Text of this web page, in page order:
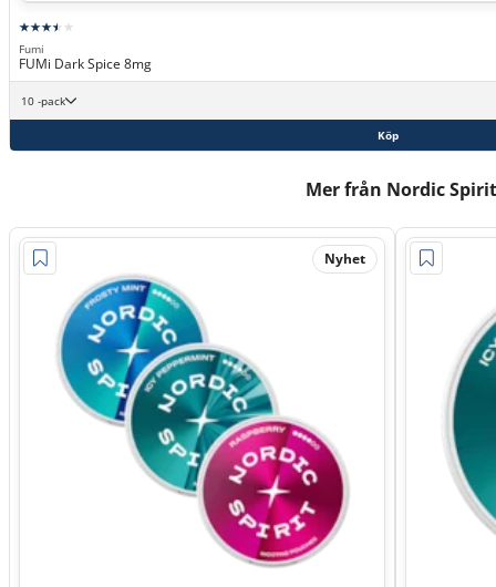
Fumi
FUMi Dark Spice 8mg
10 -pack
Köp
Mer från Nordic Spirit
Nyhet